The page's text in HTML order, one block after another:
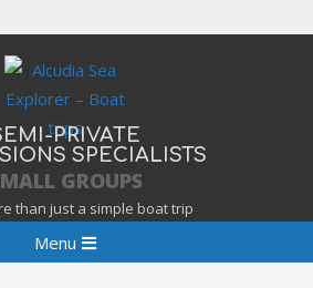
PRIVATE
SPECIALISTS
GROUPS
than just a simple boat trip
Menu